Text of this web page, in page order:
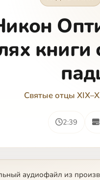
книги
Святые отцы
2:39
аудиофайл из